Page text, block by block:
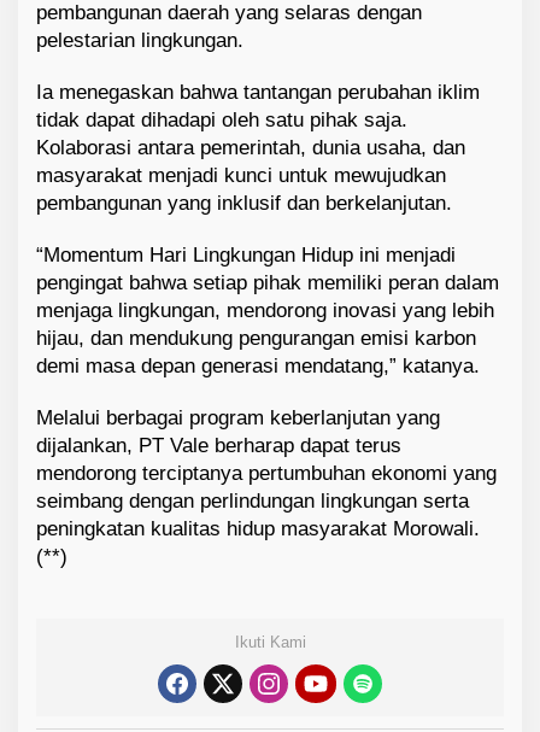
pembangunan daerah yang selaras dengan
pelestarian lingkungan.
Ia menegaskan bahwa tantangan perubahan iklim
tidak dapat dihadapi oleh satu pihak saja.
Kolaborasi antara pemerintah, dunia usaha, dan
masyarakat menjadi kunci untuk mewujudkan
pembangunan yang inklusif dan berkelanjutan.
“Momentum Hari Lingkungan Hidup ini menjadi
pengingat bahwa setiap pihak memiliki peran dalam
menjaga lingkungan, mendorong inovasi yang lebih
hijau, dan mendukung pengurangan emisi karbon
demi masa depan generasi mendatang,” katanya.
Melalui berbagai program keberlanjutan yang
dijalankan, PT Vale berharap dapat terus
mendorong terciptanya pertumbuhan ekonomi yang
seimbang dengan perlindungan lingkungan serta
peningkatan kualitas hidup masyarakat Morowali.
(**)
Ikuti Kami